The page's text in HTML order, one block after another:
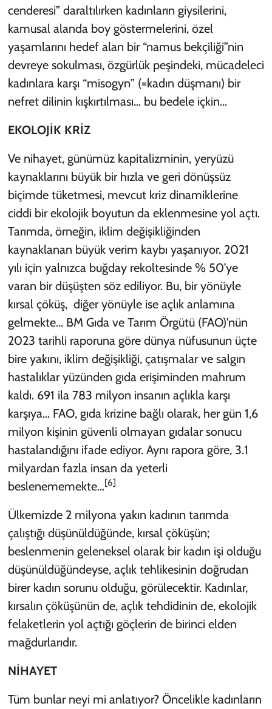
cenderesi” daraltılırken kadınların giysilerini,
kamusal alanda boy göstermelerini, özel
yaşamlarını hedef alan bir “namus bekçiliği”nin
devreye sokulması, özgürlük peşindeki, mücadeleci
kadınlara karşı “misogyn” (=kadın düşmanı) bir
nefret dilinin kışkırtılması… bu bedele içkin…
EKOLOJİK KRİZ
Ve nihayet, günümüz kapitalizminin, yeryüzü
kaynaklarını büyük bir hızla ve geri dönüşsüz
biçimde tüketmesi, mevcut kriz dinamiklerine
ciddi bir ekolojik boyutun da eklenmesine yol açtı.
Tarımda, örneğin, iklim değişikliğinden
kaynaklanan büyük verim kaybı yaşanıyor. 2021
yılı için yalnızca buğday rekoltesinde % 50’ye
varan bir düşüşten söz ediliyor. Bu, bir yönüyle
kırsal çöküş, diğer yönüyle ise açlık anlamına
gelmekte… BM Gıda ve Tarım Örgütü (FAO)’nün
2023 tarihli raporuna göre dünya nüfusunun üçte
bire yakını, iklim değişikliği, çatışmalar ve salgın
hastalıklar yüzünden gıda erişiminden mahrum
kaldı. 691 ila 783 milyon insanın açlıkla karşı
karşıya... FAO, gıda krizine bağlı olarak, her gün 1,6
milyon kişinin güvenli olmayan gıdalar sonucu
hastalandığını ifade ediyor. Aynı rapora göre, 3.1
milyardan fazla insan da yeterli
beslenememekte…[6]
Ülkemizde 2 milyona yakın kadının tarımda
çalıştığı düşünüldüğünde, kırsal çöküşün;
beslenmenin geleneksel olarak bir kadın işi olduğu
düşünüldüğündeyse, açlık tehlikesinin doğrudan
birer kadın sorunu olduğu, görülecektir. Kadınlar,
kırsalın çöküşünün de, açlık tehdidinin de, ekolojik
felaketlerin yol açtığı göçlerin de birinci elden
mağdurlarıdır.
NİHAYET
Tüm bunlar neyi mi anlatıyor? Öncelikle kadınların